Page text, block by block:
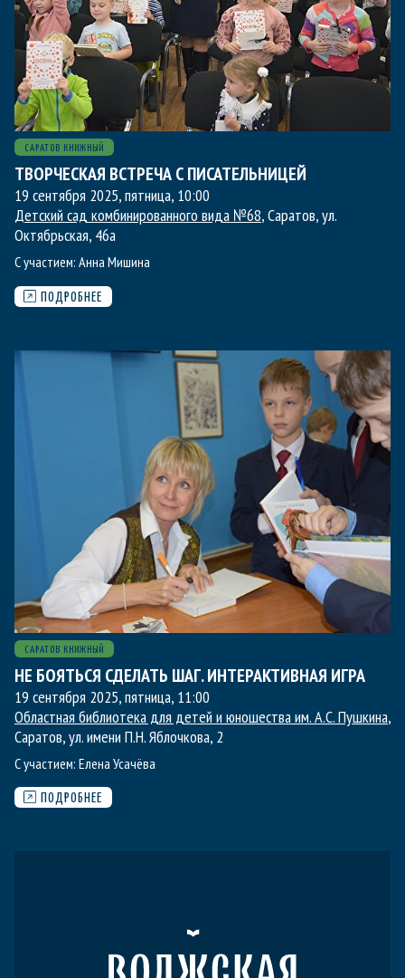
САРАТОВ КНИЖНЫЙ
ТВОРЧЕСКАЯ ВСТРЕЧА С ПИСАТЕЛЬНИЦЕЙ
19 сентября 2025, пятница, 10:00
Детский сад комбинированного вида №68, Саратов, ул.
Октябрьская, 46а
С участием: Анна Мишина
ПОДРОБНЕЕ
САРАТОВ КНИЖНЫЙ
НЕ БОЯТЬСЯ СДЕЛАТЬ ШАГ. ИНТЕРАКТИВНАЯ ИГРА
19 сентября 2025, пятница, 11:00
Областная библиотека для детей и юношества им. А.С. Пушкина,
Саратов, ул. имени П.Н. Яблочкова, 2
С участием: Елена Усачёва
ПОДРОБНЕЕ